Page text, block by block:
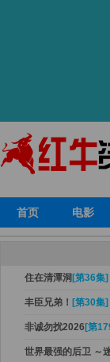
首页 电影
住在清潭洞 [第36集]
丰臣兄弟！ [第30集]
非诚勿扰2026 [第
世界最强的后卫 ～